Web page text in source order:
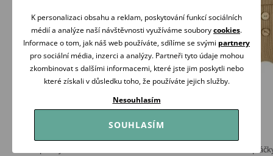
NINI Tepláčky Méďa Pilot SVĚTLE HNĚDÉ Makoma Waffel
K personalizaci obsahu a reklam, poskytování funkcí sociálních
médií a analýze naší návštěvnosti využíváme souborycookies.
Informace o tom, jak náš web používáte, sdílíme se svými partnery
pro sociální média, inzerci a analýzy. Partneři tyto údaje mohou
zkombinovat s dalšími informacemi, které jste jim poskytli nebo
které získali v důsledku toho, že používáte jejich služby.
Nesouhlasím
SOUHLASÍM